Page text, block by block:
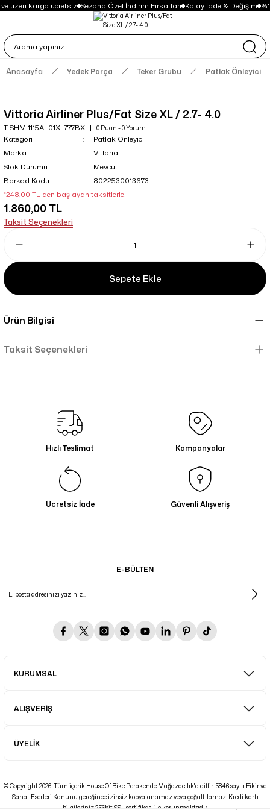
üzeri kargo ücretsiz Sezona Özel İndirim Fırsatları Kolay İade & Değişim
Anasayfa Yedek Parça Teker Grubu Patlak Önleyici
Vittoria Airliner Plus/Fat Size XL / 2.7- 4.0
T SHM 1115AL01XL777BX 0 Puan - 0 Yorum
Kategori
Patlak Önleyici
Marka
Vittoria
Stok Durumu
Mevcut
Barkod Kodu
8022530013673
*248,00 TL den başlayan taksitlerle!
1.860,00 TL
Taksit Seçenekleri
Sepete Ekle
Ürün Bilgisi
Taksit Seçenekleri
Hızlı Teslimat Kampanyalar
Ücretsiz İade Güvenli Alışveriş
E-BÜLTEN
KURUMSAL
ALIŞVERİŞ
ÜYELİK
© Copyright 2026. Tüm içerik House Of Bike Perakende Mağazacılık'a aittir. 5846 sayılı Fikir ve
Sanat Eserleri Kanunu gereğince izinsiz kopyalanamaz veya çoğaltılamaz. Kredi kartı
bilgileriniz 256bit SSL sertifikası ile korunmaktadır.